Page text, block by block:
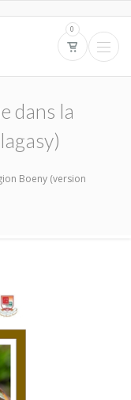
0
dans la
Boeny (version